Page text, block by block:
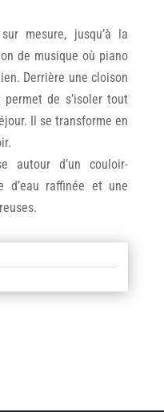
mesure, jusqu’à la
de musique où piano
Derrière une cloison
de s’isoler tout
Il se transforme en
autour d’un couloir-
d’eau raffinée et une